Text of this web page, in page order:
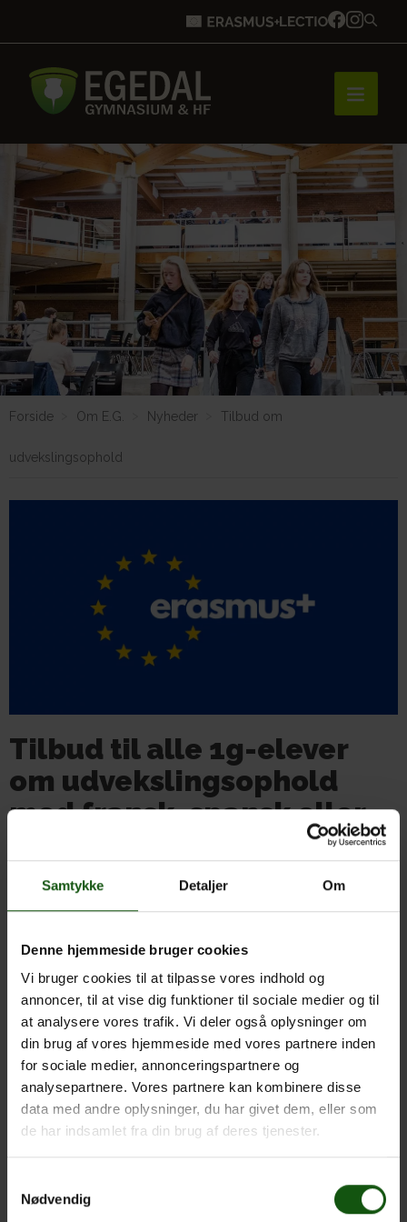
Samtykke Detaljer Om
Denne hjemmeside bruger cookies
Vi bruger cookies til at tilpasse vores indhold og
annoncer, til at vise dig funktioner til sociale medier og til
at analysere vores trafik. Vi deler også oplysninger om
din brug af vores hjemmeside med vores partnere inden
for sociale medier, annonceringspartnere og
analysepartnere. Vores partnere kan kombinere disse
data med andre oplysninger, du har givet dem, eller som
de har indsamlet fra din brug af deres tjenester.
Nødvendig
Forside
Brobygning
Bliv elev
Vores uddannelser
Forside Om E.G. Nyheder Tilbud om
udvekslingsophold
Tilbud til alle 1g-elever
om udvekslingsophold
med fransk, spansk eller
Har du lyst til at komme ud at rejse, og kunne du tænke dig
at lære unge fra andre lande at kende? På EG kan du
Tyskland. Som udvekslingselev bor du privat hos en
værtsfamilie, og du og din familie bliver selv værter for en
udvekslingselev.
Meget af tiden tilbringer vi sammen i udvekslingsgruppen,
når vi tager på ture og laver aktiviteter sammen. Vi oplever
også en skoledag i udlandet, hvor vi får lov at være fluen på
væggen. Du vil helt sikkert lære en masse om landets kultur
og blive bedre til sproget, også selvom du måske taler
engelsk med værtsfamilien.
med. Vi får tilskud fra EU-programmet Erasmus+ og kan